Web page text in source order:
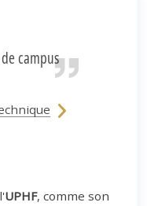
campus
UPHF, comme son